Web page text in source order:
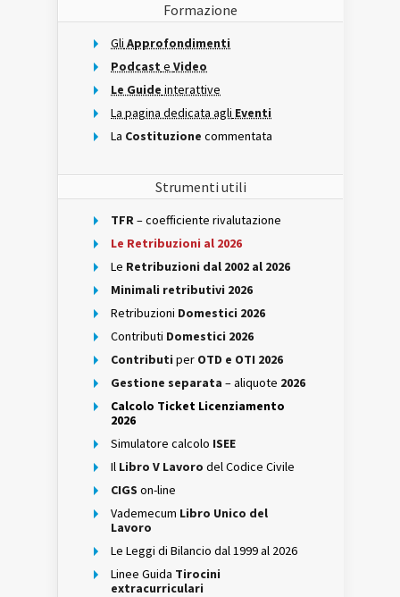
Formazione
Gli Approfondimenti
Podcast e Video
Le Guide interattive
La pagina dedicata agli Eventi
La Costituzione commentata
Strumenti utili
TFR– coefficiente rivalutazione
Le Retribuzioni al 2026
Le Retribuzioni dal 2002 al 2026
Minimali retributivi 2026
Retribuzioni Domestici 2026
Contributi Domestici 2026
Contributi per OTD e OTI 2026
Gestione separata – aliquote 2026
Calcolo Ticket Licenziamento
2026
Simulatore calcolo ISEE
Il Libro V Lavoro del Codice Civile
CIGS on-line
Vademecum Libro Unico del
Lavoro
Le Leggi di Bilancio dal 1999 al 2026
Linee Guida Tirocini
extracurriculari